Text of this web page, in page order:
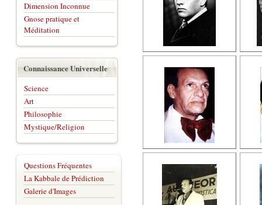
Dimension Inconnue
Gnose pratique et
Méditation
Connaissance Universelle
Science
Art
Philosophie
Mystique/Religion
Questions Fréquentes
La Kabbale de Prédiction
Galerie d'Images